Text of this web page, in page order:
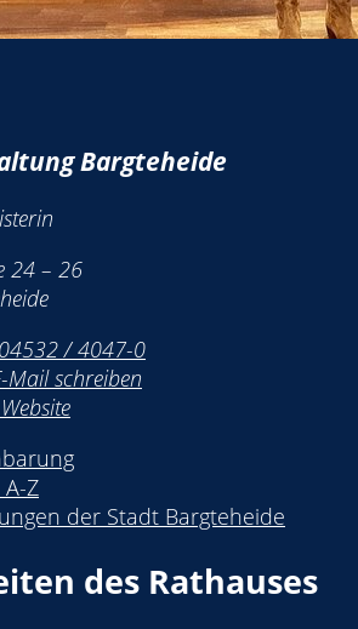
Bargteheide
24 – 26
04532 / 4047-0
Mail schreiben
Website
Z
der Stadt Bargteheide
des Rathauses